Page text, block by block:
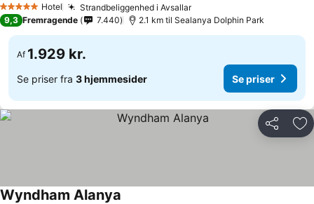
5 Stjerner Hotel Strandbeliggenhed i Avsallar
9,3 Fremragende 7.440 2.1 km til Sealanya Dolphin Park
Af 1.929 kr.
Se priser fra 3 hjemmesider Se priser
Del
Wyndham Alanya